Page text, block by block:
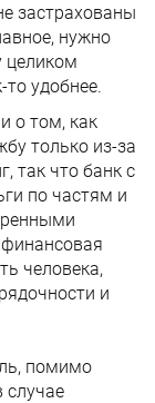
застрахованы
нужно
целиком
удобнее.
о том, как
только из-за
так что банк с
по частям и
человека,
и
помимо
случае